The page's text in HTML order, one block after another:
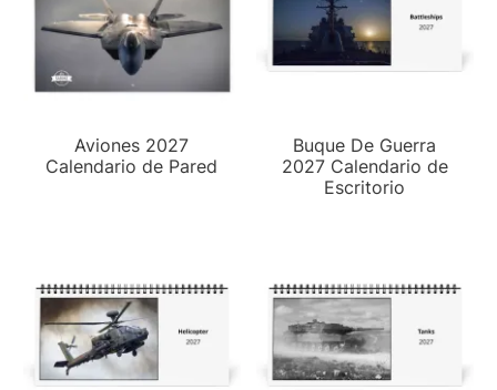
Aviones 2027
Calendario de Pared
Buque De Guerra
2027 Calendario de
Escritorio